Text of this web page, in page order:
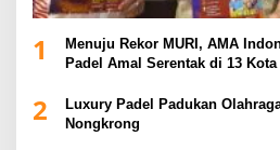
1
Menuju Rekor MURI, AMA
Padel Amal Serentak di 13 Kota
2
Luxury Padel Padukan
Nongkrong